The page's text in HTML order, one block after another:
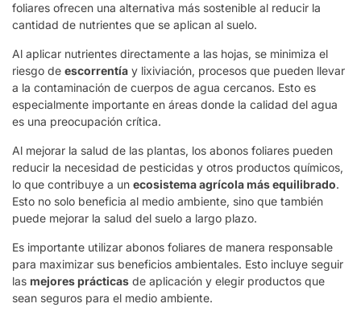
foliares ofrecen una alternativa más sostenible al reducir la
cantidad de nutrientes que se aplican al suelo.
Al aplicar nutrientes directamente a las hojas, se minimiza el
riesgo de escorrentía y lixiviación, procesos que pueden llevar
a la contaminación de cuerpos de agua cercanos. Esto es
especialmente importante en áreas donde la calidad del agua
es una preocupación crítica.
Al mejorar la salud de las plantas, los abonos foliares pueden
reducir la necesidad de pesticidas y otros productos químicos,
lo que contribuye a un ecosistema agrícola más equilibrado.
Esto no solo beneficia al medio ambiente, sino que también
puede mejorar la salud del suelo a largo plazo.
Es importante utilizar abonos foliares de manera responsable
para maximizar sus beneficios ambientales. Esto incluye seguir
las mejores prácticas de aplicación y elegir productos que
sean seguros para el medio ambiente.